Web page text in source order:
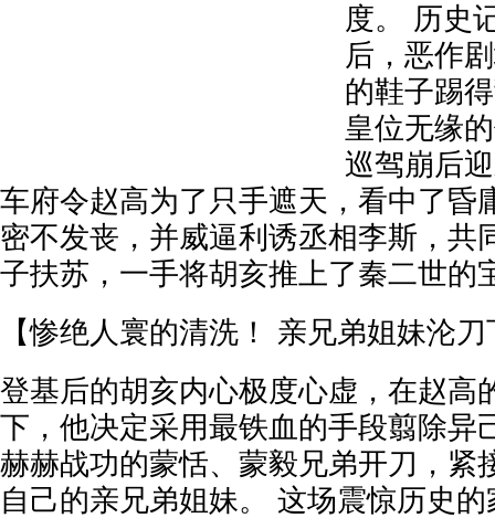
度。 历史
后，恶作
的鞋子踢
皇位无缘
巡驾崩后
车府令赵高为了只手遮天，看中了昏
密不发丧，并威逼利诱丞相李斯，共
子扶苏，一手将胡亥推上了秦二世的
【惨绝人寰的清洗！ 亲兄弟姐妹沦
登基后的胡亥内心极度心虚，在赵高
下，他决定采用最铁血的手段翦除异
赫赫战功的蒙恬、蒙毅兄弟开刀，紧
自己的亲兄弟姐妹。 这场震惊历史